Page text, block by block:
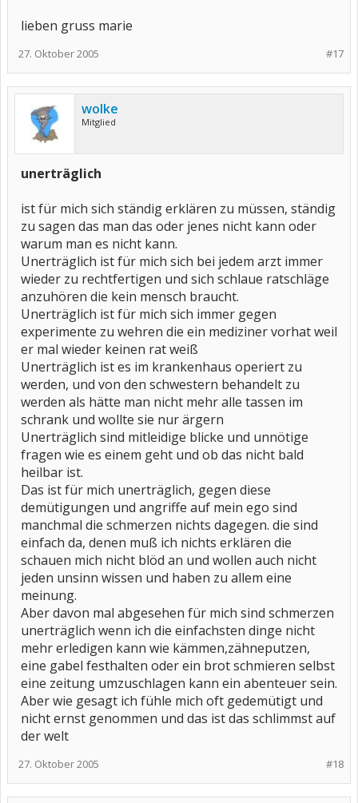
lieben gruss marie
#17
27. Oktober 2005
wolke
Mitglied
unerträglich
ist für mich sich ständig erklären zu müssen, ständig
zu sagen das man das oder jenes nicht kann oder
warum man es nicht kann.
Unerträglich ist für mich sich bei jedem arzt immer
wieder zu rechtfertigen und sich schlaue ratschläge
anzuhören die kein mensch braucht.
Unerträglich ist für mich sich immer gegen
experimente zu wehren die ein mediziner vorhat weil
er mal wieder keinen rat weiß
Unerträglich ist es im krankenhaus operiert zu
werden, und von den schwestern behandelt zu
werden als hätte man nicht mehr alle tassen im
schrank und wollte sie nur ärgern
Unerträglich sind mitleidige blicke und unnötige
fragen wie es einem geht und ob das nicht bald
heilbar ist.
Das ist für mich unerträglich, gegen diese
demütigungen und angriffe auf mein ego sind
manchmal die schmerzen nichts dagegen. die sind
einfach da, denen muß ich nichts erklären die
schauen mich nicht blöd an und wollen auch nicht
jeden unsinn wissen und haben zu allem eine
meinung.
Aber davon mal abgesehen für mich sind schmerzen
unerträglich wenn ich die einfachsten dinge nicht
mehr erledigen kann wie kämmen,zähneputzen,
eine gabel festhalten oder ein brot schmieren selbst
eine zeitung umzuschlagen kann ein abenteuer sein.
Aber wie gesagt ich fühle mich oft gedemütigt und
nicht ernst genommen und das ist das schlimmst auf
der welt
#18
27. Oktober 2005